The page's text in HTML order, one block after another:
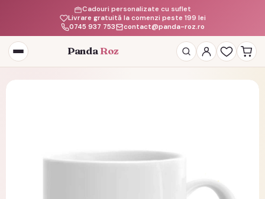
Livrare gratuită la comenzi peste 199 lei
Cadouri personalizate cu suflet
0745 937 753
contact@panda-roz.ro
Deschide
meniul
Panda Roz